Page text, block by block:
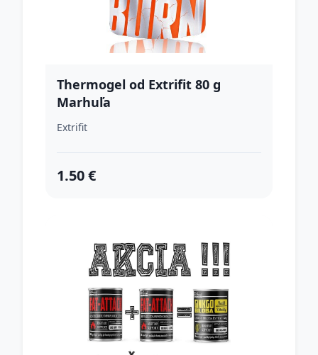
Thermogel od Extrifit 80 g
Marhuľa
Extrifit
1.50 €